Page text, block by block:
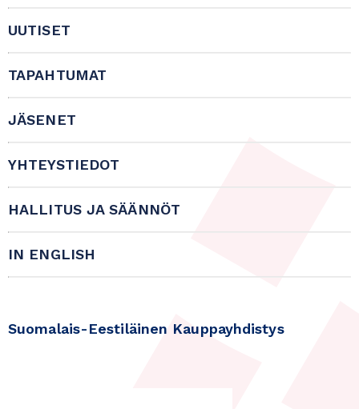
UUTISET
TAPAHTUMAT
JÄSENET
YHTEYSTIEDOT
HALLITUS JA SÄÄNNÖT
IN ENGLISH
Suomalais-Eestiläinen Kauppayhdistys